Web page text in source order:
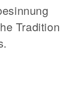
Tradition